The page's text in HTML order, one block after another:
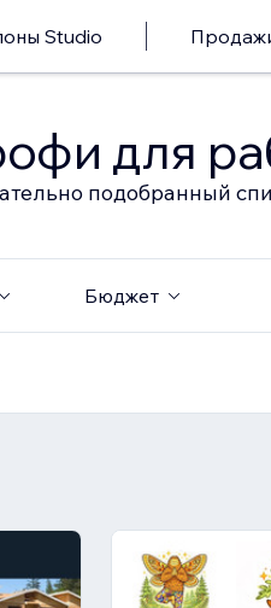
Studio
для
подобранный
Бюджет